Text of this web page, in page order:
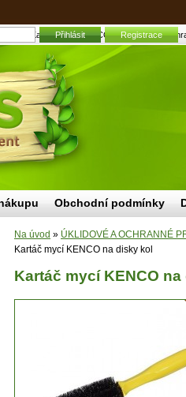
Kartáč mycí KENCO na disky kol |
Přihlásit Registrace
Na úvod » ÚKLIDOVÉ A OCHRANNÉ
Kartáč mycí KENCO na disky kol
Kartáč mycí KENCO
Obchodní podmínky